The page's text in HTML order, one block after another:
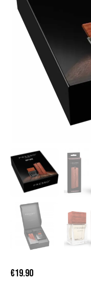
€19.90